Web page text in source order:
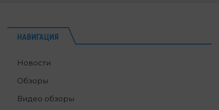
НАВИГАЦИЯ
Новости
Обзоры
Видео обзоры